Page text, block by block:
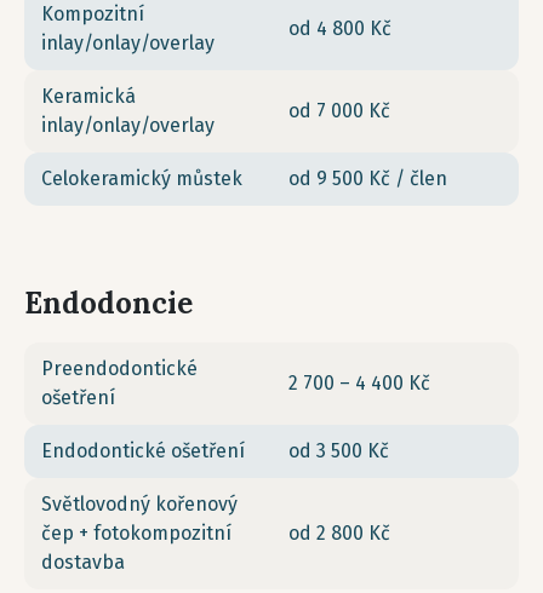
Kompozitní
inlay/onlay/overlay
od 4 800 Kč
Keramická
inlay/onlay/overlay
od 7 000 Kč
Celokeramický můstek od 9 500 Kč / člen
Endodoncie
Preendodontické
ošetření
2 700 – 4 400 Kč
Endodontické ošetření od 3 500 Kč
Světlovodný kořenový
čep + fotokompozitní
dostavba
od 2 800 Kč